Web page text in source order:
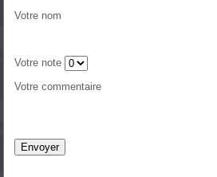
Votre nom
Votre note
Votre commentaire